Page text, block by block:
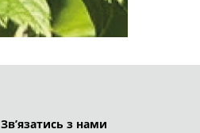
Зв’язатись з нами